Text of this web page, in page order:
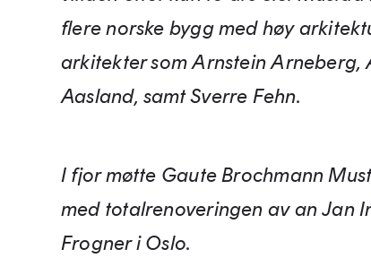
flere norske bygg med høy
arkitekter som Arnstein Arneberg,
Aasland, samt Sverre Fehn.
I fjor møtte Gaute Brochmann
med totalrenoveringen av an Jan
Frogner i Oslo.